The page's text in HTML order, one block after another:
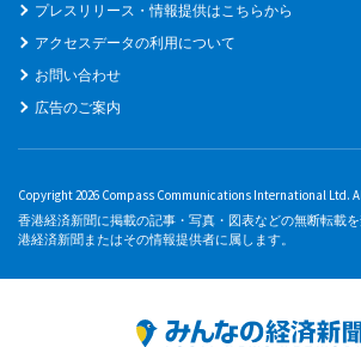
プレスリリース・情報提供はこちらから
アクセスデータの利用について
お問い合わせ
広告のご案内
Copyright 2026 Compass Communications International Ltd.
香港経済新聞に掲載の記事・写真・図表などの無断転載
港経済新聞またはその情報提供者に属します。